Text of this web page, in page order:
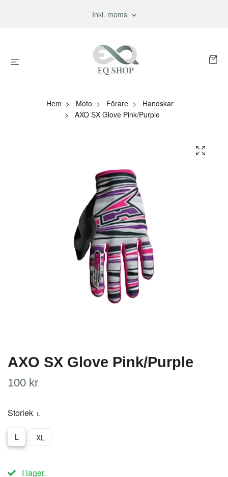
Inkl. moms
Hem Moto Förare
Handskar
AXO SX Glove Pink/Purple
AXO SX Glove Pink/Purple
100 kr
Storlek L
L XL
I lager.